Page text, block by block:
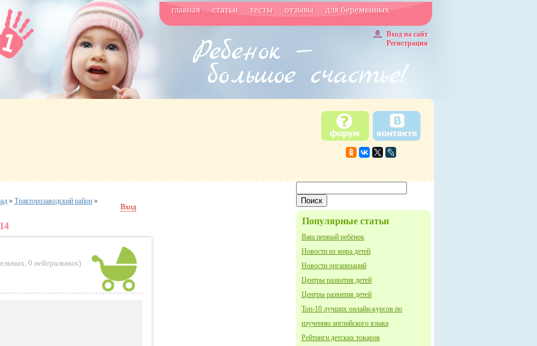
главная статьи тесты отзывы для беременных
Вход на сайт
Регистрация
Популярные статьи
Ваш первый ребёнок
Новости из мира детей
Новости организаций
Центры развития детей
Центры развития детей
Топ-10 лучших онлайн-курсов по
изучению английского языка
Рейтинги детских товаров
» Тракторозаводский район »
Вход
, 0 нейтральных)